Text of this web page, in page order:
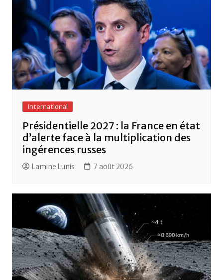
International
Présidentielle 2027 : la France en état
d’alerte face à la multiplication des
ingérences russes
Lamine Lunis 7 août 2026